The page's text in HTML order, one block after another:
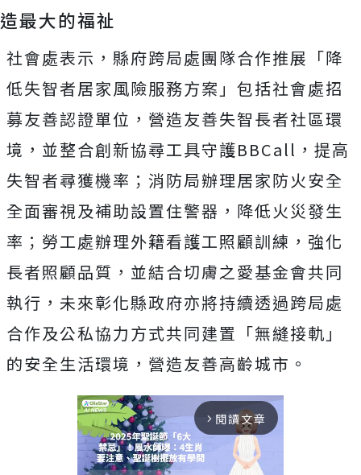
造最大的福祉
社會處表示，縣府跨局處團隊合作推展「降
低失智者居家風險服務方案」包括社會處招
募友善認證單位，營造友善失智長者社區環
境，並整合創新協尋工具守護BBCall，提高
失智者尋獲機率；消防局辦理居家防火安全
全面審視及補助設置住警器，降低火災發生
率；勞工處辦理外籍看護工照顧訓練，強化
長者照顧品質，並結合切膚之愛基金會共同
執行，未來彰化縣政府亦將持續透過跨局處
合作及公私協力方式共同建置「無縫接軌」
的安全生活環境，營造友善高齡城市。
arrow_forward_ios 閱讀文章